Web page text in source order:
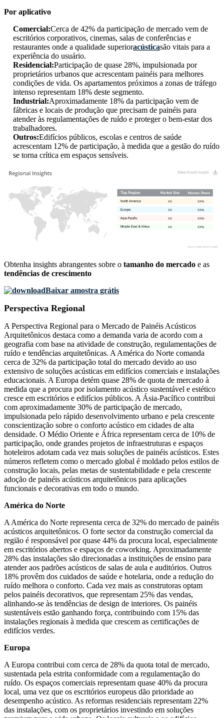
Por aplicativo
Comercial:Cerca de 42% da participação de mercado vem de
escritórios corporativos, cinemas, salas de conferências e
restaurantes onde a qualidade superioracústicasão vitais para a
experiência do usuário.
Residencial:Participação de quase 28%, impulsionada por
proprietários urbanos que acrescentam painéis para melhores
condições de vida. Os apartamentos próximos a zonas de tráfego
intenso representam 18% deste segmento.
Industrial:Aproximadamente 18% da participação vem de
fábricas e locais de produção que precisam de painéis para
atender às regulamentações de ruído e proteger o bem-estar dos
trabalhadores.
Outros:Edifícios públicos, escolas e centros de saúde
acrescentam 12% de participação, à medida que a gestão do ruído
se torna crítica em espaços sensíveis.
XX%
XX
XX%
XX
XX%
XX
XX%
XX
Obtenha insights abrangentes sobre o tamanho do mercado e as
tendências de crescimento
Baixar amostra grátis
Perspectiva Regional
A Perspectiva Regional para o Mercado de Painéis Acústicos
Arquitetônicos destaca como a demanda varia de acordo com a
geografia com base na atividade de construção, regulamentações de
ruído e tendências arquitetônicas. A América do Norte comanda
cerca de 32% da participação total do mercado devido ao uso
extensivo de soluções acústicas em edifícios comerciais e instalações
educacionais. A Europa detém quase 28% de quota de mercado à
medida que a procura por isolamento acústico sustentável e estético
cresce em escritórios e edifícios públicos. A Ásia-Pacífico contribui
com aproximadamente 30% de participação de mercado,
impulsionada pelo rápido desenvolvimento urbano e pela crescente
conscientização sobre o conforto acústico em cidades de alta
densidade. O Médio Oriente e África representam cerca de 10% de
participação, onde grandes projetos de infraestruturas e espaços
hoteleiros adotam cada vez mais soluções de painéis acústicos. Estes
números refletem como o mercado global é moldado pelos estilos de
construção locais, pelas metas de sustentabilidade e pela crescente
adoção de painéis acústicos arquitetônicos para aplicações
funcionais e decorativas em todo o mundo.
América do Norte
A América do Norte representa cerca de 32% do mercado de painéis
acústicos arquitetônicos. O forte sector da construção comercial da
região é responsável por quase 44% da procura local, especialmente
em escritórios abertos e espaços de coworking. Aproximadamente
28% das instalações são direcionadas a instituições de ensino para
atender aos padrões acústicos de salas de aula e auditórios. Outros
18% provêm dos cuidados de saúde e hotelaria, onde a redução do
ruído melhora o conforto. Cada vez mais as construtoras optam
pelos painéis decorativos, que representam 25% das vendas,
alinhando-se às tendências de design de interiores. Os painéis
sustentáveis ​​estão ganhando força, contribuindo com 15% das
instalações regionais à medida que crescem as certificações de
edifícios verdes.
Europa
A Europa contribui com cerca de 28% da quota total de mercado,
sustentada pela estrita conformidade com a regulamentação do
ruído. Os espaços comerciais representam quase 40% da procura
local, uma vez que os escritórios europeus dão prioridade ao
desempenho acústico. As reformas residenciais representam 22%
das instalações, com os proprietários investindo em soluções